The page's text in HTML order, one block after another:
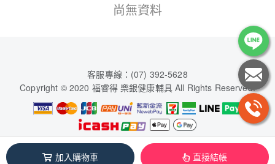
加入購物車 直接結帳
尚無資料
客服專線：(07) 392-5628
Copyright © 2020 福睿得 樂銀健康輔具 All Rights Reserved.
福睿得生活事業有限公司(三民營業所) / 00854740